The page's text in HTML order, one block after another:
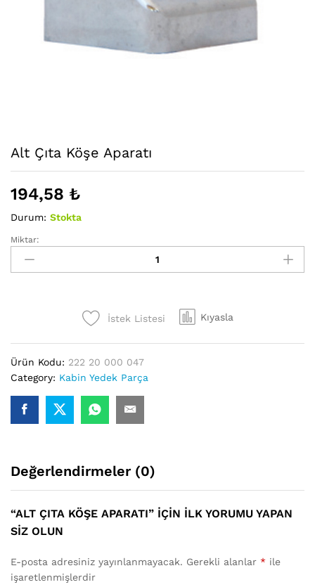
Alt Çıta Köşe Aparatı
194,58 ₺
Durum: Stokta
Alt
Çıta
Köşe
Miktar:
İstek Listesi Kıyasla
Ürün Kodu: 222 20 000 047
Category: Kabin Yedek Parça
Değerlendirmeler (0)
“ALT ÇITA KÖŞE APARATI” IÇIN ILK YORUMU YAPAN
SIZ OLUN
E-posta adresiniz yayınlanmayacak. Gerekli alanlar * ile
işaretlenmişlerdir